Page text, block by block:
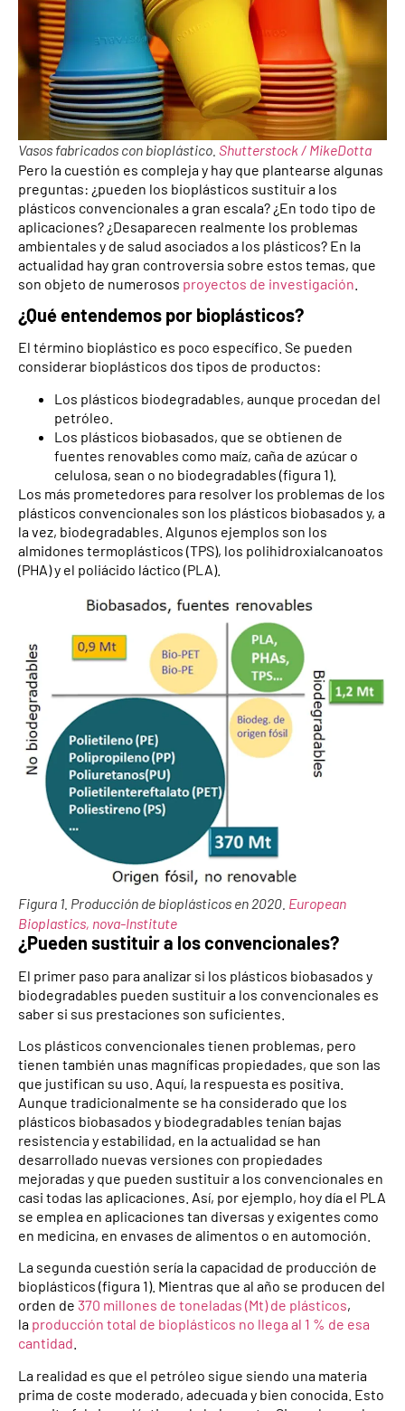
Vasos fabricados con bioplástico. Shutterstock / MikeDotta
Pero la cuestión es compleja y hay que plantearse algunas
preguntas: ¿pueden los bioplásticos sustituir a los
plásticos convencionales a gran escala? ¿En todo tipo de
aplicaciones? ¿Desaparecen realmente los problemas
ambientales y de salud asociados a los plásticos? En la
actualidad hay gran controversia sobre estos temas, que
son objeto de numerosos proyectos de investigación
¿Qué entendemos por bioplásticos?
El término bioplástico es poco específico. Se pueden
considerar bioplásticos dos tipos de productos:
Los plásticos biodegradables, aunque procedan del
petróleo.
Los plásticos biobasados, que se obtienen de
fuentes renovables como maíz, caña de azúcar o
celulosa, sean o no biodegradables (figura 1).
Los más prometedores para resolver los problemas de los
plásticos convencionales son los plásticos biobasados y, a
la vez, biodegradables. Algunos ejemplos son los
almidones termoplásticos (TPS), los polihidroxialcanoatos
(PHA) y el poliácido láctico (PLA).
Figura 1. Producción de bioplásticos en 2020. European
Bioplastics, nova-Institute
¿Pueden sustituir a los convencionales?
El primer paso para analizar si los plásticos biobasados y
biodegradables pueden sustituir a los convencionales es
saber si sus prestaciones son suficientes.
Los plásticos convencionales tienen problemas, pero
tienen también unas magníficas propiedades, que son las
que justifican su uso. Aquí, la respuesta es positiva.
Aunque tradicionalmente se ha considerado que los
plásticos biobasados y biodegradables tenían bajas
resistencia y estabilidad, en la actualidad se han
desarrollado nuevas versiones con propiedades
mejoradas y que pueden sustituir a los convencionales en
casi todas las aplicaciones. Así, por ejemplo, hoy día el PLA
se emplea en aplicaciones tan diversas y exigentes como
en medicina, en envases de alimentos o en automoción.
La segunda cuestión sería la capacidad de producción de
bioplásticos (figura 1). Mientras que al año se producen del
orden de 370 millones de toneladas (Mt) de plásticos,
la producción total de bioplásticos no llega al 1 % de esa
cantidad
La realidad es que el petróleo sigue siendo una materia
prima de coste moderado, adecuada y bien conocida. Esto